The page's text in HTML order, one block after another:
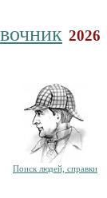
2026
Поиск людей, справки